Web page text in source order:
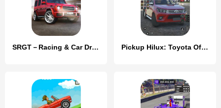
SRGT－Racing & Car Driving Game Pickup Hilux: Toyota Off Road